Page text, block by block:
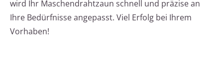
wird Ihr Maschendrahtzaun schnell und präzise an
Ihre Bedürfnisse angepasst. Viel Erfolg bei Ihrem
Vorhaben!